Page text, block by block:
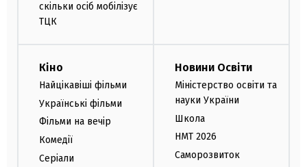
скільки осіб мобілізує
ТЦК
Кіно
Найцікавіші фільми
Українські фільми
Фільми на вечір
Комедії
Серіали
Новини Освіти
Міністерство освіти та
науки України
Школа
НМТ 2026
Саморозвиток